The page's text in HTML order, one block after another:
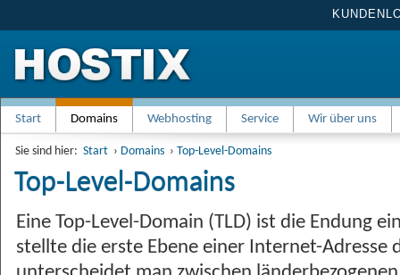
Start Domains Webhosting Service Wir über uns
Sie sind hier: Start › Domains › Top-Level-Domains
Top-Level-Domains
Eine Top-Level-Domain (TLD) ist die Endung
stellte die erste Ebene einer Internet-Adresse